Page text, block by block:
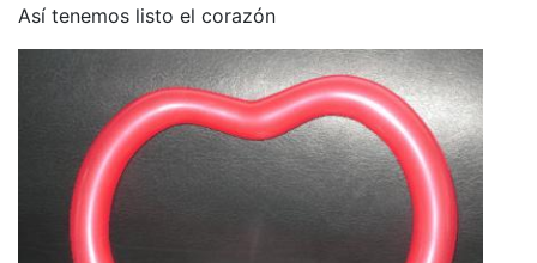
Así tenemos listo el corazón